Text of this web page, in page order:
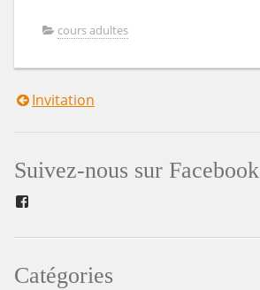
cours adultes
Navigation
l’article
Invitation
Suivez-nous sur Facebook
Catégories